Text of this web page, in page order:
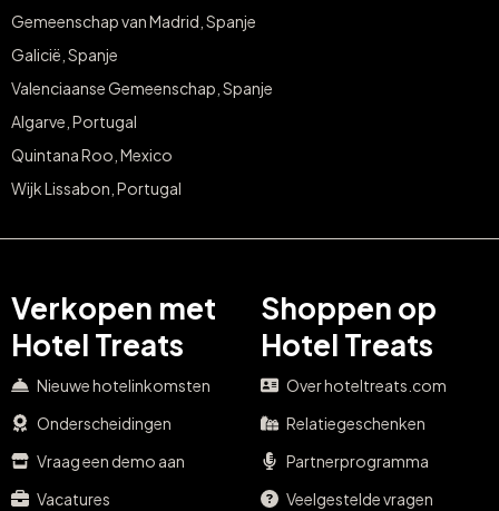
Gemeenschap van Madrid, Spanje
Galicië, Spanje
Valenciaanse Gemeenschap, Spanje
Algarve, Portugal
Quintana Roo, Mexico
Wijk Lissabon, Portugal
Verkopen met
Hotel Treats
Nieuwe hotelinkomsten
Onderscheidingen
Vraag een demo aan
Vacatures
Shoppen op
Hotel Treats
Over hoteltreats.com
Relatiegeschenken
Partnerprogramma
Veelgestelde vragen